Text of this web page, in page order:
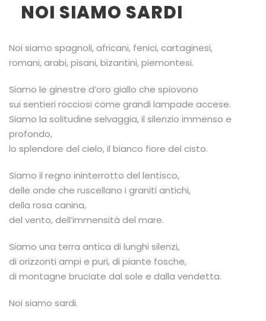
NOI SIAMO SARDI
Noi siamo spagnoli, africani, fenici, cartaginesi,
romani, arabi, pisani, bizantini, piemontesi.
Siamo le ginestre d’oro giallo che spiovono
sui sentieri rocciosi come grandi lampade accese.
Siamo la solitudine selvaggia, il silenzio immenso e
profondo,
lo splendore del cielo, il bianco fiore del cisto.
Siamo il regno ininterrotto del lentisco,
delle onde che ruscellano i graniti antichi,
della rosa canina,
del vento, dell’immensità del mare.
Siamo una terra antica di lunghi silenzi,
di orizzonti ampi e puri, di piante fosche,
di montagne bruciate dal sole e dalla vendetta.
Noi siamo sardi.